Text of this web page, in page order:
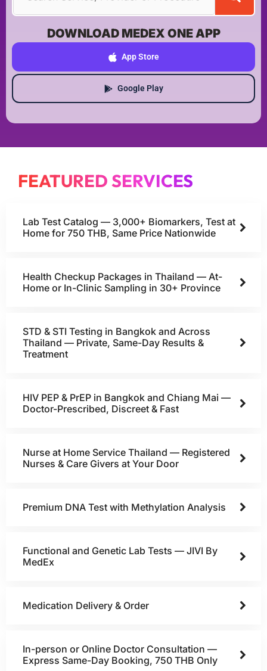
DOWNLOAD MEDEX ONE APP
App Store
Google Play
FEATURED SERVICES
Lab Test Catalog — 3,000+ Biomarkers, Test at
Home for 750 THB, Same Price Nationwide
Health Checkup Packages in Thailand — At-
Home or In-Clinic Sampling in 30+ Province
STD & STI Testing in Bangkok and Across
Thailand — Private, Same-Day Results &
Treatment
HIV PEP & PrEP in Bangkok and Chiang Mai —
Doctor-Prescribed, Discreet & Fast
Nurse at Home Service Thailand — Registered
Nurses & Care Givers at Your Door
Premium DNA Test with Methylation Analysis
Functional and Genetic Lab Tests — JIVI By
MedEx
Medication Delivery & Order
In-person or Online Doctor Consultation —
Express Same-Day Booking, 750 THB Only